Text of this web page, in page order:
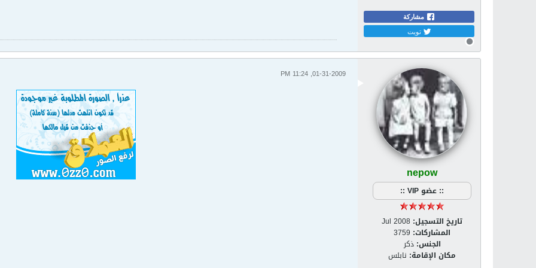
مشاركة
تويت
nepow
:: عضو VIP ::
تاريخ التسجيل: Jul 2008
المشاركات: 3759
الجنس: ذكر
مكان الإقامة: نابلس
01-31-2009, 11:24 PM